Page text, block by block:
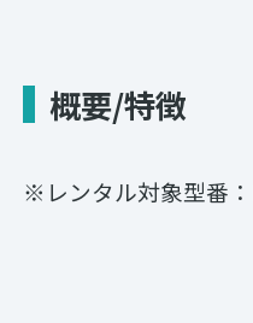
概要/特徴
※レンタル対象型番